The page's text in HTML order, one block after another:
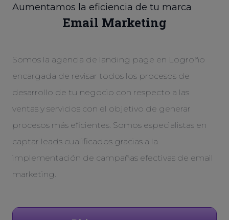
Aumentamos la eficiencia de tu marca
Email Marketing
Somos la agencia de landing page en Logroño
encargada de revisar todos los procesos de
desarrollo de tu negocio con respecto a las
ventas y servicios con el objetivo de generar
procesos más eficientes. Somos especialistas en
captar leads cualificados gracias a la
implementación de campañas efectivas de email
marketing.